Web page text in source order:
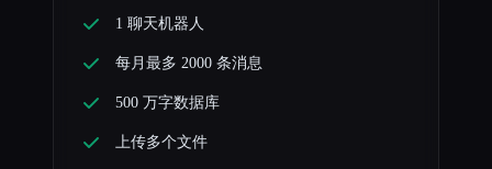
1 聊天机器人
每月最多 2000 条消息
500 万字数据库
上传多个文件